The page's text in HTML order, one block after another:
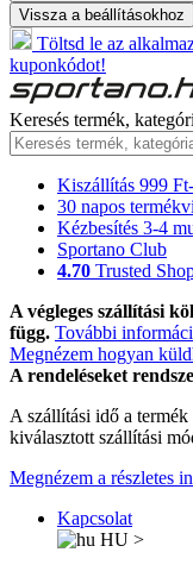
Vissza a beállításokhoz
Töltsd le az
kuponkódot!
Keresés termék,
Kiszállítás 999
30 napos
Kézbesítés 3-4
Sportano Club
4.70 Trusted
A végleges szállítási
függ. További
Megnézem hogyan
A rendeléseket
A szállítási idő a
kiválasztott szállítási
Megnézem a részletes
Kapcsolat
HU >